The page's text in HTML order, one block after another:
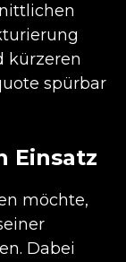
kürzeren
spürbar
Einsatz
möchte,
Dabei